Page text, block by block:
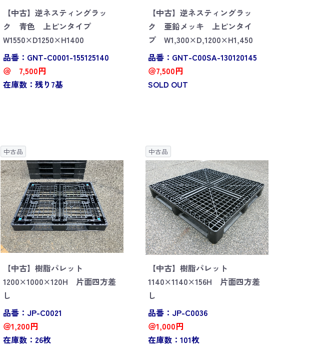
【中古】逆ネスティングラッ
ク 青色 上ピンタイプ
W1550×D1250×H1400
品番：GNT-C0001-155125140
＠ 7,500円
在庫数：残り7基
【中古】逆ネスティングラッ
ク 亜鉛メッキ 上ピンタイ
プ W1,300×D,1200×H1,450
品番：GNT-C00SA-130120145
＠7,500円
SOLD OUT
中古品
【中古】樹脂パレット
1200×1000×120H 片面四方差
し
品番：JP-C0021
＠1,200円
在庫数：26枚
中古品
【中古】樹脂パレット
1140×1140×156H 片面四方差
し
品番：JP-C0036
＠1,000円
在庫数：101枚